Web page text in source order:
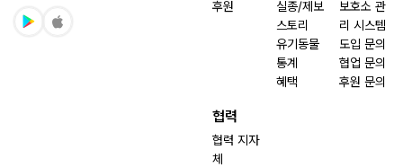
후원
실종/제보
스토리
유기동물
통계
혜택
보호소 관
리 시스템
도입 문의
협업 문의
후원 문의
협력
협력 지자
체